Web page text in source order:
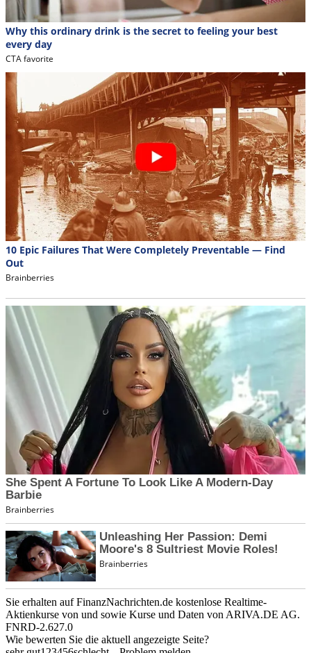
Sie erhalten auf FinanzNachrichten.de kostenlose Realtime-
Aktienkurse von und sowie Kurse und Daten von ARIVA.DE AG.
FNRD-2.627.0
Wie bewerten Sie die aktuell angezeigte Seite?